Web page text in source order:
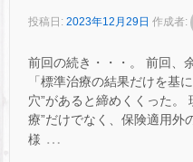
投稿日: 2023年12月29日 作成者:
前回の続き・・・。 前回、
「標準治療の結果だけを基
穴”があると締めくくった。
療”だけでなく、保険適用外
様 …